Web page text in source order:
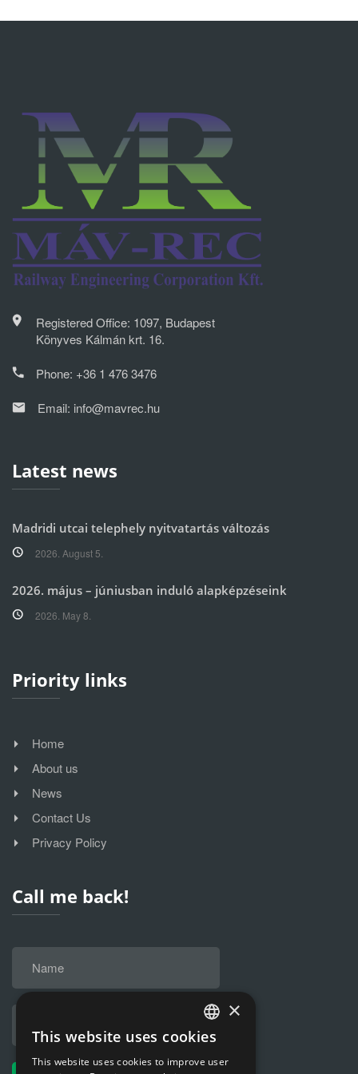
Registered Office: 1097, Budapest
Könyves Kálmán krt. 16.
Phone: +36 1 476 3476
Email: info@mavrec.hu
Latest news
Madridi utcai telephely nyitvatartás változás
2026. August 5.
2026. május – júniusban induló alapképzéseink
2026. May 8.
Priority links
Home
About us
News
Contact Us
Privacy Policy
Call me back!
HUNGARIAN
ENGLISH
×
This website uses cookies
This website uses cookies to improve user